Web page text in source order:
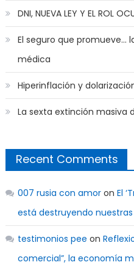
DNI, NUEVA LEY Y EL ROL
El seguro que promueve…
médica
Hiperinflación y
La sexta extinción masiva
Recent Comments
007 rusia con amoron El
está destruyendo
testimonios pee on
comercial”, la economía